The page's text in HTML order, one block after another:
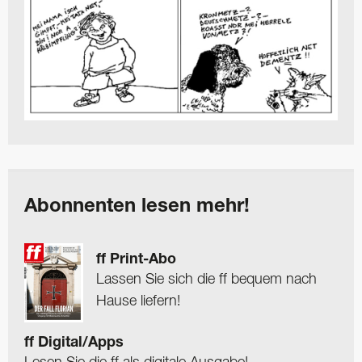
Abonnenten lesen mehr!
ff Print-Abo
Lassen Sie sich die ff bequem nach
Hause liefern!
ff Digital/Apps